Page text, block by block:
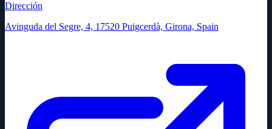
Dirección
Avinguda del Segre, 4, 17520 Puigcerdà, Girona, Spain